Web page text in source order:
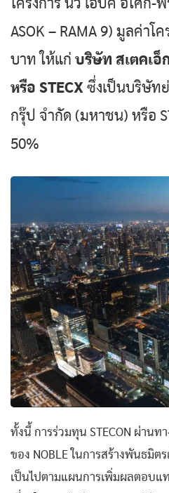
โครงการ นิว เอปิค อโศก-พ
ASOK – RAMA 9) มูลค่าโ
บาท ให้แก่ บริษัท สเตคเอ็
หรือ STECX ซึ่งเป็นบริษัท
กรุ๊ป จำกัด (มหาชน) หรือ
50%
ทั้งนี้ การร่วมทุน STECON ผ่านท
ของ NOBLE ในการสร้างพันธมิต
เป็นไปตามแผนการเพิ่มผลตอบแ